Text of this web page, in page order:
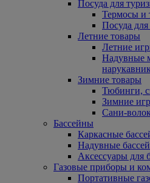
Посуда для
Термосы и
Посуда для
Летние товары
Летние
Надувные
Зимние товары
Тюбинги,
Зимние
Сани-
Бассейны
Каркасные
Надувные
Аксессуары для
Газовые приборы и
Портативные